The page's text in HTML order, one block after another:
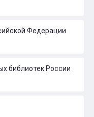
Федерации
библиотек России